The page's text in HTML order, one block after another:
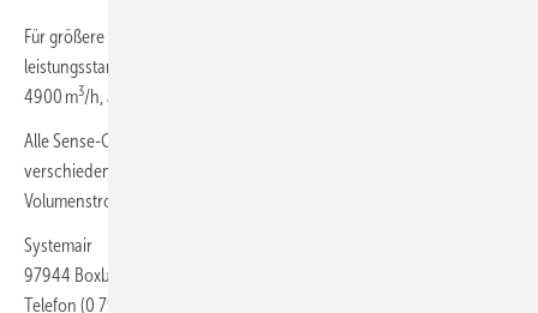
Für größere Gebäude und zentrale Konzepte bietet Sense RT eine
leistungsstarke Dachlüftungslösung mit Luftvolumenströmen bis
4900 m3/h, ausgelegt für bis zu 160 Personen.
Alle Sense-Geräte haben eine intuitiv bedienbare Regelung mit
verschiedenen Betriebsmodi für konstanten oder bedarfsgesteuerten
Volumenstrombetrieb.
Systemair
97944 Boxberg-Windischbuch
Telefon (0 79 30) 9 27 20